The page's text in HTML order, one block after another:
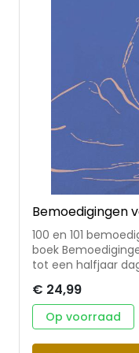
Bemoedigingen
100 en 101
boek
tot een halfjaar
Het moederschap
maar vooral heel
moeders zijn niet
roeping die God in
€ 24,99
Op voorraad